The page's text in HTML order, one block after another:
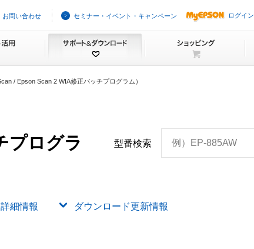
お問い合わせ セミナー・イベント・キャンペーン ログイン
/ Epson Scan 2 WIA修正パッチプログラム）
プログラ
型番検索 例）EP-885AW
細情報 ダウンロード更新情報